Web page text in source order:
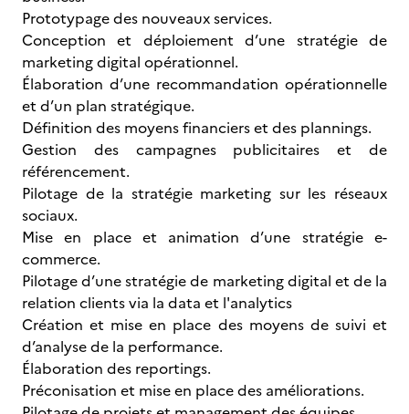
Prototypage des nouveaux services.
Conception et déploiement d’une stratégie de
marketing digital opérationnel.
Élaboration d’une recommandation opérationnelle
et d’un plan stratégique.
Définition des moyens financiers et des plannings.
Gestion des campagnes publicitaires et de
référencement.
Pilotage de la stratégie marketing sur les réseaux
sociaux.
Mise en place et animation d’une stratégie e-
commerce.
Pilotage d’une stratégie de marketing digital et de la
relation clients via la data et l'analytics
Création et mise en place des moyens de suivi et
d’analyse de la performance.
Élaboration des reportings.
Préconisation et mise en place des améliorations.